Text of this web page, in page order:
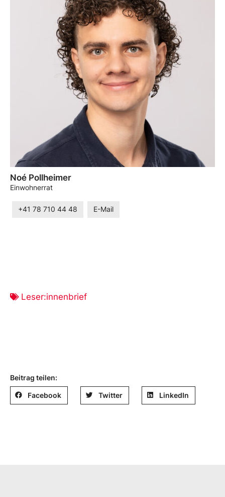
Noé Pollheimer
Einwohnerrat
+41 78 710 44 48 E-Mail
Leser:innenbrief
Beitrag teilen:
Facebook Twitter LinkedIn